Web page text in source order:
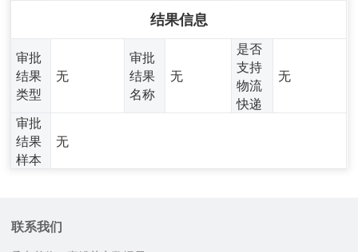
结果信息
审批
结果
类型
无
审批
结果
名称
无
是否
支持
物流
快递
无
审批
结果
样本
无
联系我们